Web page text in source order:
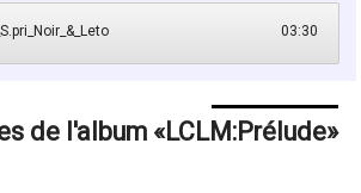
03:30
de l'album LCLM:Prélude